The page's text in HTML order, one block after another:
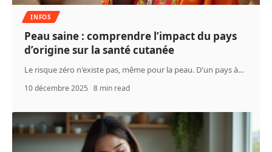
INFOS
Peau saine : comprendre l’impact du pays
d’origine sur la santé cutanée
Le risque zéro n'existe pas, même pour la peau. D'un pays à…
10 décembre 2025 8 min read